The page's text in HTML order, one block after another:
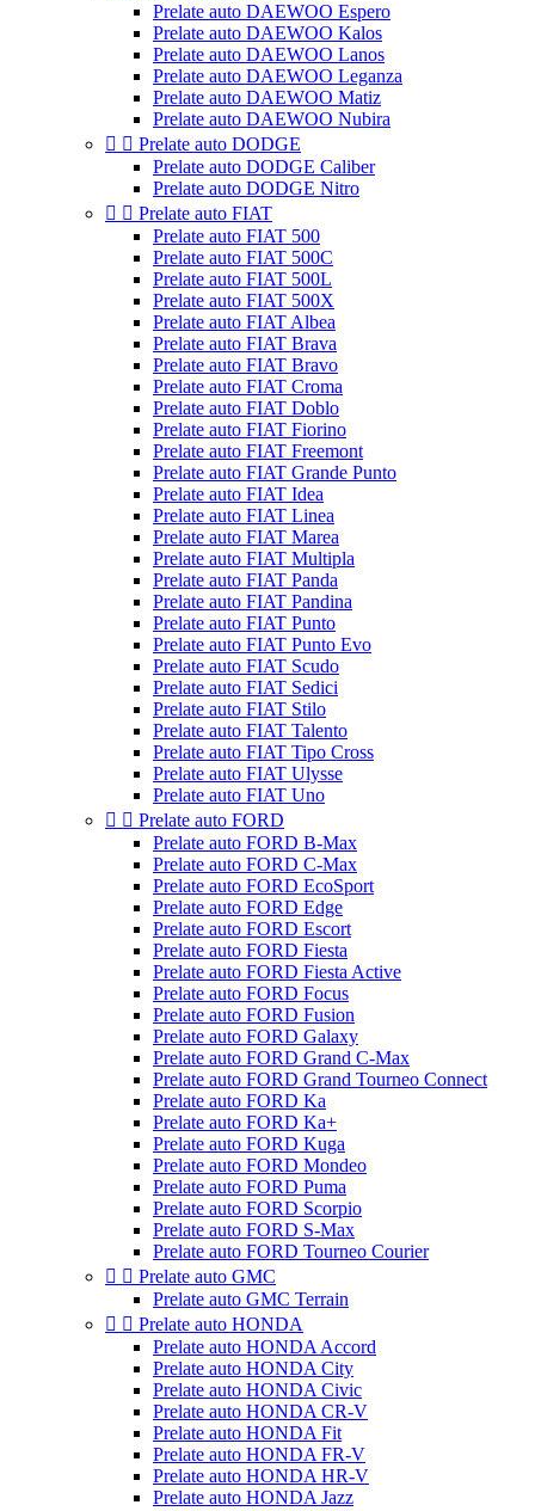
Prelate auto DAEWOO Espero
Prelate auto DAEWOO Kalos
Prelate auto DAEWOO Lanos
Prelate auto DAEWOO Leganza
Prelate auto DAEWOO Matiz
Prelate auto DAEWOO Nubira
  Prelate auto DODGE
Prelate auto DODGE Caliber
Prelate auto DODGE Nitro
  Prelate auto FIAT
Prelate auto FIAT 500
Prelate auto FIAT 500C
Prelate auto FIAT 500L
Prelate auto FIAT 500X
Prelate auto FIAT Albea
Prelate auto FIAT Brava
Prelate auto FIAT Bravo
Prelate auto FIAT Croma
Prelate auto FIAT Doblo
Prelate auto FIAT Fiorino
Prelate auto FIAT Freemont
Prelate auto FIAT Grande Punto
Prelate auto FIAT Idea
Prelate auto FIAT Linea
Prelate auto FIAT Marea
Prelate auto FIAT Multipla
Prelate auto FIAT Panda
Prelate auto FIAT Pandina
Prelate auto FIAT Punto
Prelate auto FIAT Punto Evo
Prelate auto FIAT Scudo
Prelate auto FIAT Sedici
Prelate auto FIAT Stilo
Prelate auto FIAT Talento
Prelate auto FIAT Tipo Cross
Prelate auto FIAT Ulysse
Prelate auto FIAT Uno
  Prelate auto FORD
Prelate auto FORD B-Max
Prelate auto FORD C-Max
Prelate auto FORD EcoSport
Prelate auto FORD Edge
Prelate auto FORD Escort
Prelate auto FORD Fiesta
Prelate auto FORD Fiesta Active
Prelate auto FORD Focus
Prelate auto FORD Fusion
Prelate auto FORD Galaxy
Prelate auto FORD Grand C-Max
Prelate auto FORD Grand Tourneo Connect
Prelate auto FORD Ka
Prelate auto FORD Ka+
Prelate auto FORD Kuga
Prelate auto FORD Mondeo
Prelate auto FORD Puma
Prelate auto FORD Scorpio
Prelate auto FORD S-Max
Prelate auto FORD Tourneo Courier
  Prelate auto GMC
Prelate auto GMC Terrain
  Prelate auto HONDA
Prelate auto HONDA Accord
Prelate auto HONDA City
Prelate auto HONDA Civic
Prelate auto HONDA CR-V
Prelate auto HONDA Fit
Prelate auto HONDA FR-V
Prelate auto HONDA HR-V
Prelate auto HONDA Jazz